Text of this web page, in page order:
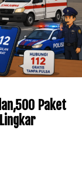
Paket